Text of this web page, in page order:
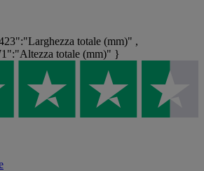
totale (mm)" ,
totale (mm)" }